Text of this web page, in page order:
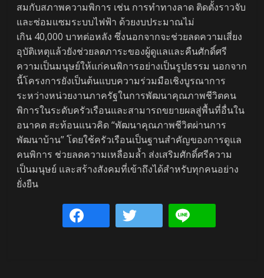
สมกับสภาพความพิการ เช่น การทำทางลาด ติดตั้งราวจับ
และซ่อมแซมระบบไฟฟ้า ด้วยงบประมาณไม่
เกิน 40,000 บาทต่อหลัง ซึ่งนอกจากจะช่วยลดความเสี่ยง
อุบัติเหตุแล้วยังช่วยลดภาระของผู้ดูแลและคืนศักดิ์ศรี
ความเป็นมนุษย์ให้แก่คนพิการอย่างเป็นรูปธรรม นอกจาก
นี้โครงการยังเป็นต้นแบบความร่วมมือเชิงบูรณาการ
ระหว่างหน่วยงานภาครัฐในการพัฒนาคุณภาพชีวิตคน
พิการในระดับครัวเรือนและสามารถขยายผลสู่พื้นที่อื่นใน
อนาคต สะท้อนแนวคิด “พัฒนาคุณภาพชีวิตผ่านการ
พัฒนาบ้าน” โดยใช้ครัวเรือนเป็นฐานสำคัญของการดูแล
คนพิการ ช่วยลดความเหลื่อมล้ำ ส่งเสริมศักดิ์ศรีความ
เป็นมนุษย์ และสร้างสังคมที่เข้าถึงได้สำหรับทุกคนอย่าง
ยั่งยืน